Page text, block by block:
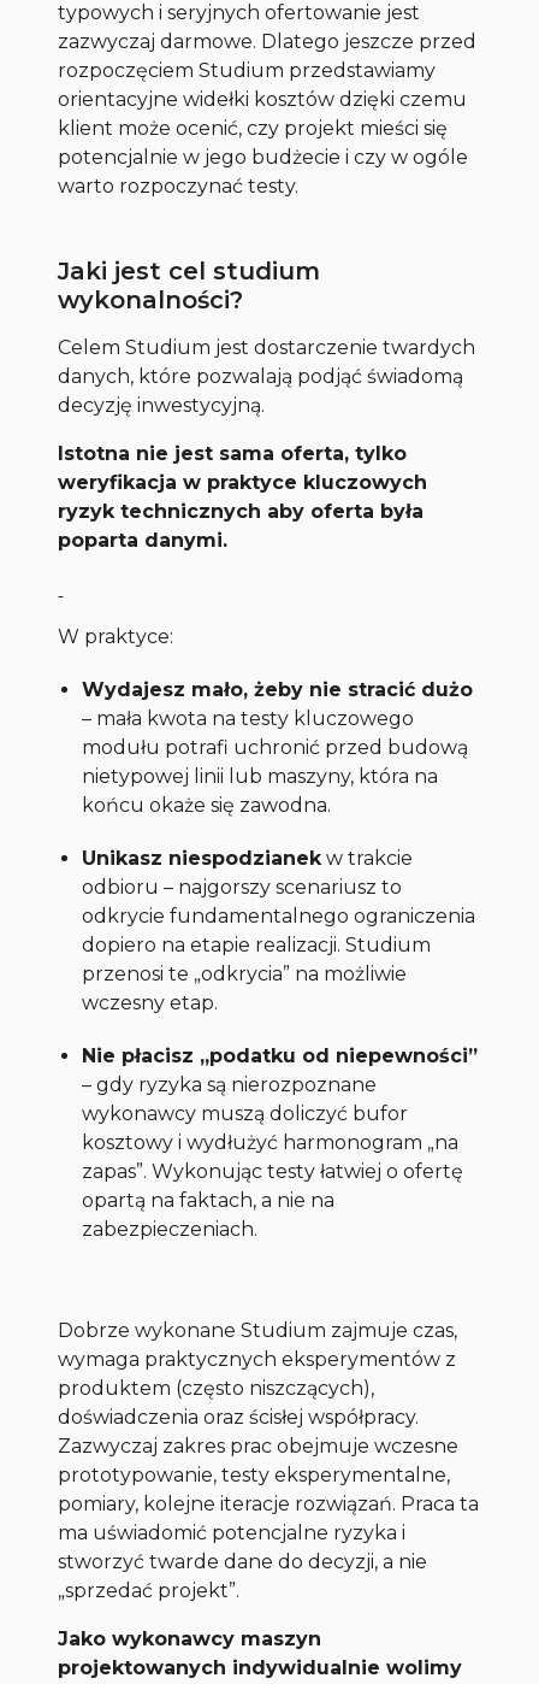
typowych i seryjnych ofertowanie jest
zazwyczaj darmowe. Dlatego jeszcze przed
rozpoczęciem Studium przedstawiamy
orientacyjne widełki kosztów dzięki czemu
klient może ocenić, czy projekt mieści się
potencjalnie w jego budżecie i czy w ogóle
warto rozpoczynać testy.
Jaki jest cel studium
wykonalności?
Celem Studium jest dostarczenie twardych
danych, które pozwalają podjąć świadomą
decyzję inwestycyjną.
Istotna nie jest sama oferta, tylko
weryfikacja w praktyce kluczowych
ryzyk technicznych aby oferta była
poparta danymi.
W praktyce:
Wydajesz mało, żeby nie stracić dużo
– mała kwota na testy kluczowego
modułu potrafi uchronić przed budową
nietypowej linii lub maszyny, która na
końcu okaże się zawodna.
Unikasz niespodzianekw trakcie
odbioru – najgorszy scenariusz to
odkrycie fundamentalnego ograniczenia
dopiero na etapie realizacji. Studium
przenosi te „odkrycia” na możliwie
wczesny etap.
Nie płacisz „podatku od niepewności”
– gdy ryzyka są nierozpoznane
wykonawcy muszą doliczyć bufor
kosztowy i wydłużyć harmonogram „na
zapas”. Wykonując testy łatwiej o ofertę
opartą na faktach, a nie na
zabezpieczeniach.
Dobrze wykonane Studium zajmuje czas,
wymaga praktycznych eksperymentów z
produktem (często niszczących),
doświadczenia oraz ścisłej współpracy.
Zazwyczaj zakres prac obejmuje wczesne
prototypowanie, testy eksperymentalne,
pomiary, kolejne iteracje rozwiązań. Praca ta
ma uświadomić potencjalne ryzyka i
stworzyć twarde dane do decyzji, a nie
„sprzedać projekt”.
Jako wykonawcy maszyn
projektowanych indywidualnie wolimy